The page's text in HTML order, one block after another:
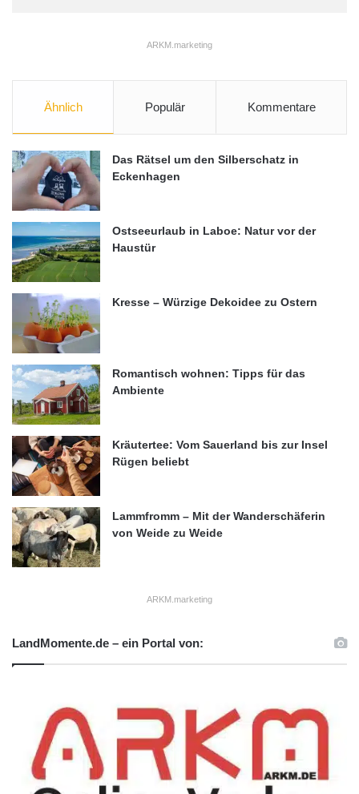
ARKM.marketing
Ähnlich Populär Kommentare
Das Rätsel um den Silberschatz in
Eckenhagen
Ostseeurlaub in Laboe: Natur vor der
Haustür
Kresse – Würzige Dekoidee zu Ostern
Romantisch wohnen: Tipps für das
Ambiente
Kräutertee: Vom Sauerland bis zur Insel
Rügen beliebt
Lammfromm – Mit der Wanderschäferin
von Weide zu Weide
ARKM.marketing
LandMomente.de – ein Portal von: